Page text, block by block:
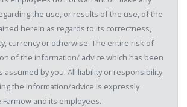
the use, or results of the use, of the
herein as regards to its correctness,
currency or otherwise. The entire risk of
of the information/ advice which has been
assumed by you. All liability or responsibility
the information/advice is expressly
and its employees.